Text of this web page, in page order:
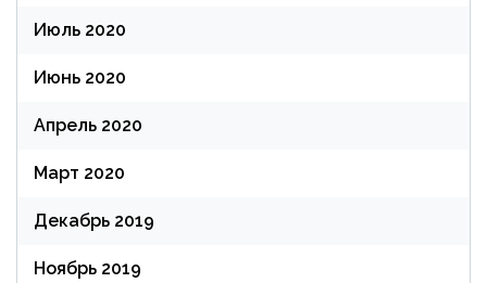
Июль 2020
Июнь 2020
Апрель 2020
Март 2020
Декабрь 2019
Ноябрь 2019